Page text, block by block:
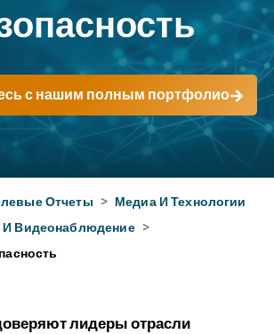
с нашим полным портфолио
Отчеты > Медиа И Технологии
И Видеонаблюдение >
лидеры отрасли